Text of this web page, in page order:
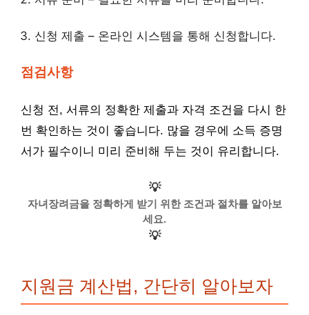
신청 제출 – 온라인 시스템을 통해 신청합니다.
점검사항
신청 전, 서류의 정확한 제출과 자격 조건을 다시 한
번 확인하는 것이 좋습니다. 많을 경우에 소득 증명
서가 필수이니 미리 준비해 두는 것이 유리합니다.
💡
자녀장려금을 정확하게 받기 위한 조건과 절차를 알아보
세요.
💡
지원금 계산법, 간단히 알아보자